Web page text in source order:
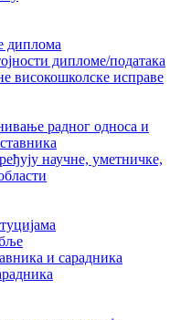
диплома
дипломе/података
високошколске исправе
радног односа и
научне, уметничке,
и сарадника